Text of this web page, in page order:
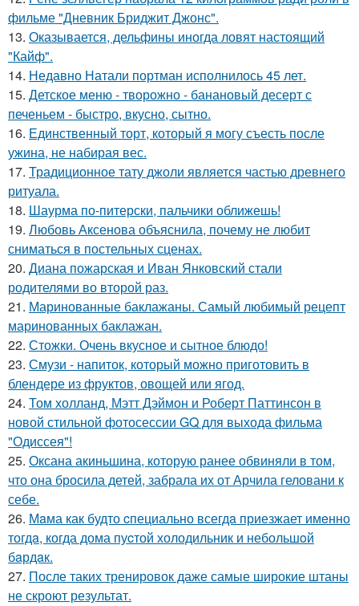
фильме "Дневник Бриджит Джонс".
13. Оказывается, дельфины иногда ловят настоящий
"Кайф".
14. Недавно Натали портман исполнилось 45 лет.
15. Детское меню - творожно - банановый десерт с
печеньем - быстро, вкусно, сытно.
16. Единственный торт, который я могу съесть после
ужина, не набирая вес.
17. Традиционное тату джоли является частью древнего
ритуала.
18. Шаурма по-питерски, пальчики оближешь!
19. Любовь Аксенова объяснила, почему не любит
сниматься в постельных сценах.
20. Диана пожарская и Иван Янковский стали
родителями во второй раз.
21. Маринованные баклажаны. Самый любимый рецепт
маринованных баклажан.
22. Стожки. Очень вкусное и сытное блюдо!
23. Смузи - напиток, который можно приготовить в
блендере из фруктов, овощей или ягод.
24. Том холланд, Мэтт Дэймон и Роберт Паттинсон в
новой стильной фотосессии GQ для выхода фильма
"Одиссея"!
25. Оксана акиньшина, которую ранее обвиняли в том,
что она бросила детей, забрала их от Арчила геловани к
себе.
26. Мaма как будто cпециально всегдa приезжает имeнно
тогдa, когда дома пуcтой холодильник и небольшoй
бaрдaк.
27. После таких тренировок даже самые широкие штаны
не скроют результат.